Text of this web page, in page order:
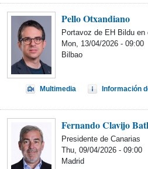
Pello Otxandiano
Portavoz de EH Bildu
Mon, 13/04/2026 - 09:00
Bilbao
Multimedia Información
Fernando Clavijo
Presidente de Canarias
Thu, 09/04/2026 - 09:00
Madrid